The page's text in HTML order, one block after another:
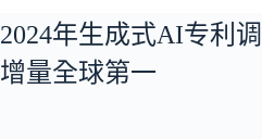
2024年生成式AI专利
增量全球第一